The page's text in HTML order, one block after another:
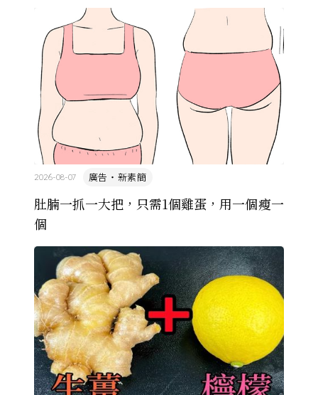
的協定保護 ...
肚腩一抓一大把，只需1個雞蛋，用一個瘦一
個
廣告・新素簡
2026-08-07